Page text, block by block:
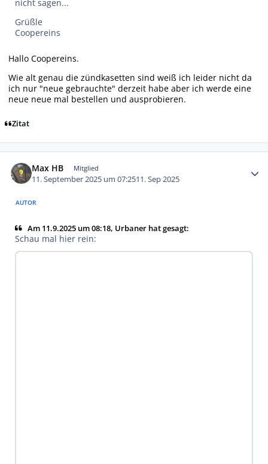
nicht sagen...
Grüßle
Coopereins
Hallo Coopereins.
Wie alt genau die zündkasetten sind weiß ich leider nicht da
ich nur "neue gebrauchte" derzeit habe aber ich werde eine
neue neue mal bestellen und ausprobieren.
Zitat
Max HB Mitglied
11. September 2025 um 07:2511. Sep 2025
AUTOR
Am 11.9.2025 um 08:18, Urbaner hat gesagt:
Schau mal hier rein: